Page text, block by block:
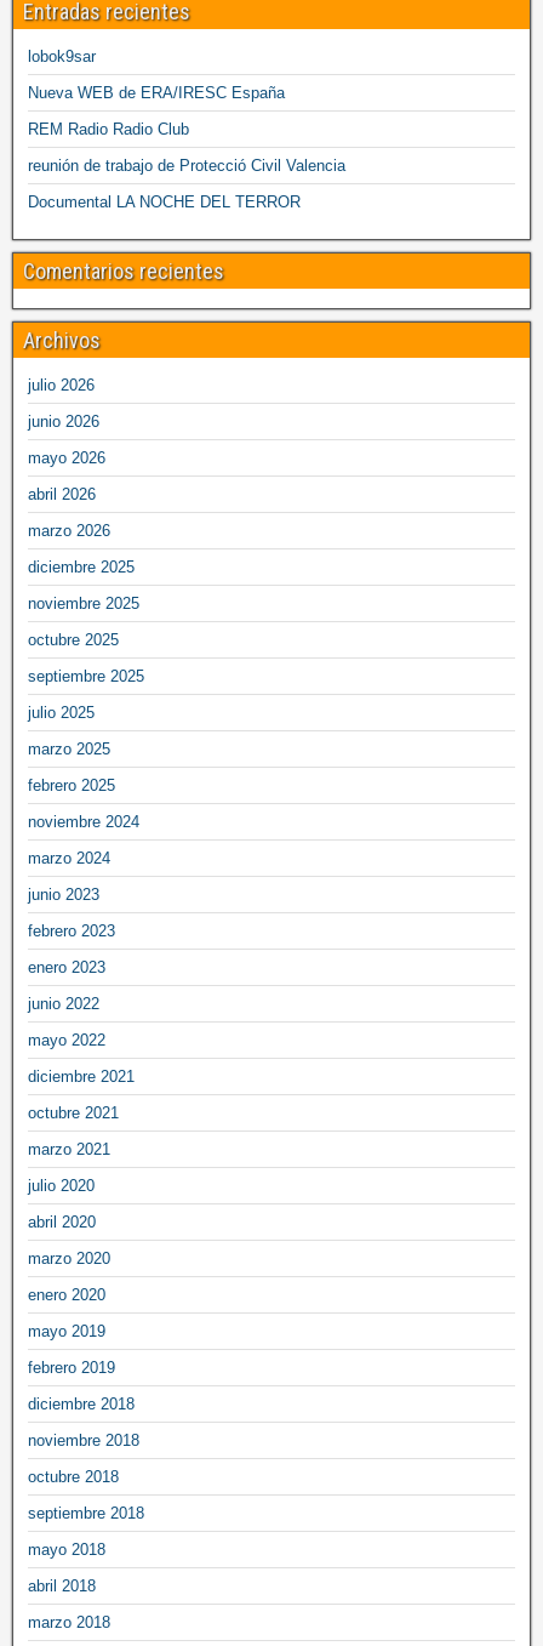
Entradas recientes
lobok9sar
Nueva WEB de ERA/IRESC España
REM Radio Radio Club
reunión de trabajo de Protecció Civil Valencia
Documental LA NOCHE DEL TERROR
Comentarios recientes
Archivos
julio 2026
junio 2026
mayo 2026
abril 2026
marzo 2026
diciembre 2025
noviembre 2025
octubre 2025
septiembre 2025
julio 2025
marzo 2025
febrero 2025
noviembre 2024
marzo 2024
junio 2023
febrero 2023
enero 2023
junio 2022
mayo 2022
diciembre 2021
octubre 2021
marzo 2021
julio 2020
abril 2020
marzo 2020
enero 2020
mayo 2019
febrero 2019
diciembre 2018
noviembre 2018
octubre 2018
septiembre 2018
mayo 2018
abril 2018
marzo 2018